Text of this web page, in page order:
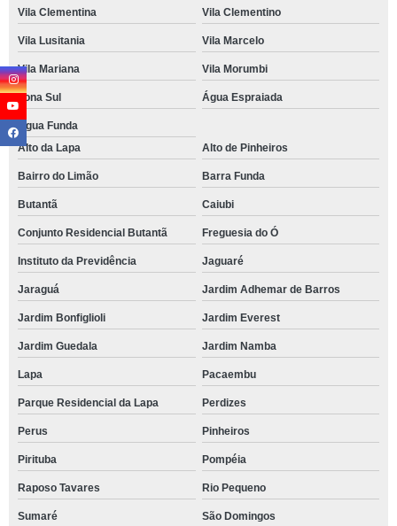
Vila Clementina Vila Clementino
Vila Lusitania Vila Marcelo
Vila Mariana Vila Morumbi
Zona Sul Água Espraiada
Água Funda
Alto da Lapa
Alto de Pinheiros
Bairro do Limão Barra Funda
Butantã Caiubi
Conjunto Residencial Butantã Freguesia do Ó
Instituto da Previdência Jaguaré
Jaraguá Jardim Adhemar de Barros
Jardim Bonfiglioli Jardim Everest
Jardim Guedala Jardim Namba
Lapa Pacaembu
Parque Residencial da Lapa Perdizes
Perus Pinheiros
Pirituba Pompéia
Raposo Tavares Rio Pequeno
Sumaré São Domingos